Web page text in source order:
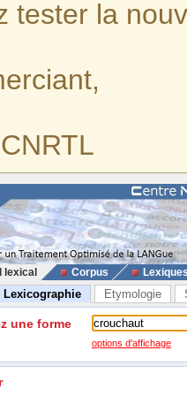
tester la
lexical Corpus
Lexicographie Etymologie
une forme
options d'affichage